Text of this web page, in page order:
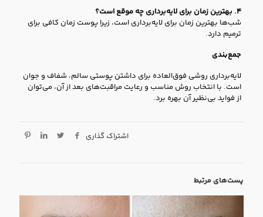
۴. بهترین زمان برای لایه‌برداری چه موقع است؟
شب‌ها بهترین زمان برای لایه‌برداری است، زیرا پوست زمان کافی برای
ترمیم دارد.
جمع‌بندی
لایه‌برداری روشی فوق‌العاده برای داشتن پوستی سالم، شفاف و جوان
است. با انتخاب روش مناسب و رعایت مراقبت‌های بعد از آن، می‌توان
از فواید بی‌نظیر آن بهره برد.
اشتراک گذاری
پست‌های مرتبط